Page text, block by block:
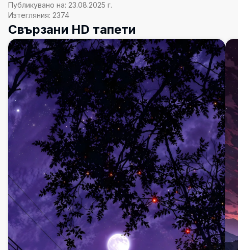
Публикувано на: 23.08.2025 г.
Изтегляния: 2374
Свързани HD тапети